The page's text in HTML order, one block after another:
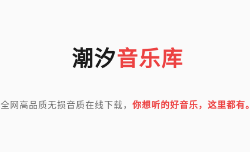
潮汐音乐库
全网高品质无损音质在线下载， 你想听的好音乐，这里都有。